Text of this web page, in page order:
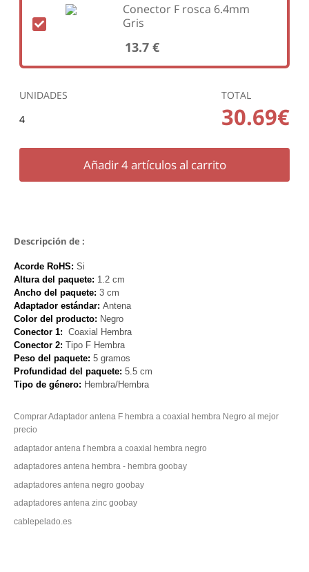
Conector F rosca 6.4mm
Gris
13.7 €
UNIDADES
4
TOTAL
30.69€
Añadir4artículos al carrito
Descripción de :
Acorde RoHS: Si
Altura del paquete: 1.2 cm
Ancho del paquete: 3 cm
Adaptador estándar: Antena
Color del producto: Negro
Conector 1: Coaxial Hembra
Conector 2: Tipo F Hembra
Peso del paquete: 5 gramos
Profundidad del paquete: 5.5 cm
Tipo de género: Hembra/Hembra
Comprar Adaptador antena F hembra a coaxial hembra Negro al mejor
precio
adaptador antena f hembra a coaxial hembra negro
adaptadores antena hembra - hembra goobay
adaptadores antena negro goobay
adaptadores antena zinc goobay
cablepelado.es